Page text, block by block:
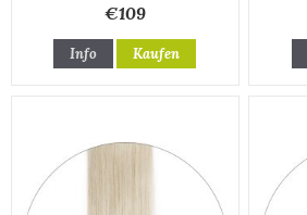
€109
Info Kaufen